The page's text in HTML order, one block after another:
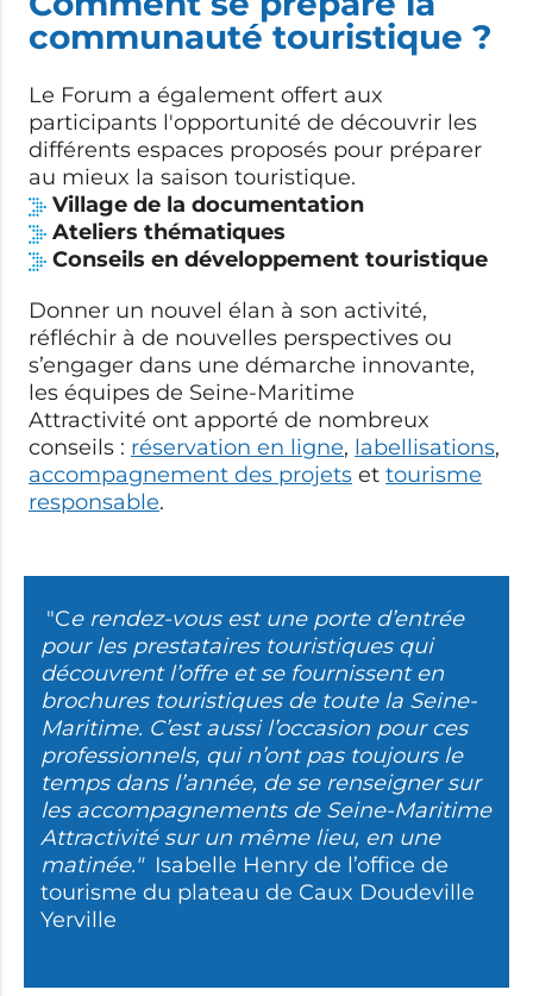
communauté touristique ?
Le Forum a également offert aux
participants l'opportunité de découvrir les
différents espaces proposés pour préparer
au mieux la saison touristique.
Village de la documentation
Ateliers thématiques
Conseils en développement touristique
Donner un nouvel élan à son activité,
réfléchir à de nouvelles perspectives ou
s’engager dans une démarche innovante,
les équipes de Seine-Maritime
Attractivité ont apporté de nombreux
conseils : réservation en ligne, labellisations,
accompagnement des projets et tourisme
responsable.
"Ce rendez-vous est une porte d’entrée
pour les prestataires touristiques qui
découvrent l’offre et se fournissent en
brochures touristiques de toute la Seine-
Maritime. C’est aussi l’occasion pour ces
professionnels, qui n’ont pas toujours le
temps dans l’année, de se renseigner sur
les accompagnements de Seine-Maritime
Attractivité sur un même lieu, en une
matinée." Isabelle Henry de l’office de
tourisme du plateau de Caux Doudeville
Yerville